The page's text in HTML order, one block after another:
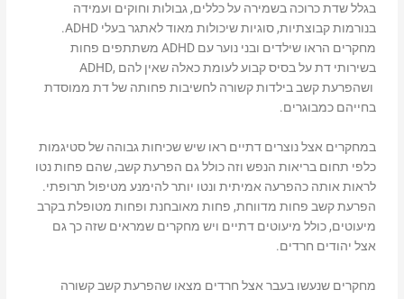
בגלל שדת כרוכה בשמירה על כללים, גבולות וחוקים ועמידה
בנורמות קבוצתיות, סוגיות שיכולות מאוד לאתגר בעלי ADHD.
מחקרים הראו שילדים ובני נוער עם ADHD משתתפים פחות
בשירותי דת על בסיס קבוע לעומת כאלה שאין להם ,ADHD
ושהפרעת קשב בילדות קשורה לחשיבות פחותה של דת ממוסדת
בחייהם כמבוגרים.
במחקרים אצל נוצרים דתיים ראו שיש שכיחות גבוהה של סטיגמות
כלפי תחום בריאות הנפש וזה כולל גם הפרעת קשב, שהם פחות נטו
לראות אותה כהפרעה אמיתית ונטו יותר להימנע מטיפול תרופתי.
הפרעת קשב פחות מדווחת, פחות מאובחנת ופחות מטופלת בקרב
מיעוטים, כולל מיעוטים דתיים ויש מחקרים שמראים שזה כך גם
אצל יהודים חרדים.
מחקרים שנעשו בעבר אצל חרדים מצאו שהפרעת קשב קשורה